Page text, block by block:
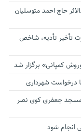
حاج احمد متوسلیان
تأخیر تأدیه، شاخص
کمپانی» برگزار شد
درخواست شهرداری
مسجد جعفری کوی نصر
انجام شود